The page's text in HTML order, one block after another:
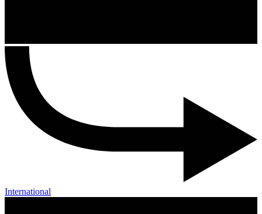
International